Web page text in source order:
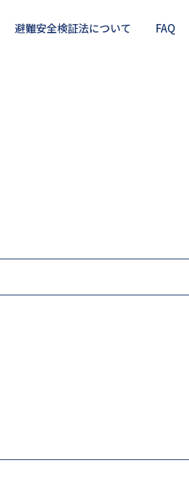
避難安全検証法について FAQ